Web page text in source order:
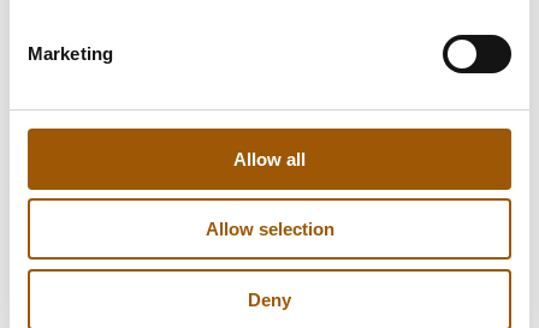
Marketing
Allow all
Allow selection
Deny
Kiinnostuitko?
Ota meihin rohkeasti yhteyttä.
Soita 050 351 7081
Jätä yhteydenottopyyntö